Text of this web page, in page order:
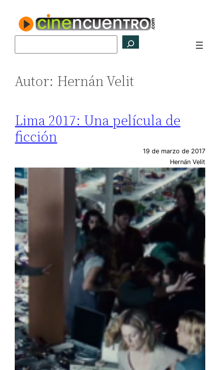
contenido
Autor: Hernán Velit
Lima 2017: Una película de
ficción
19 de marzo de 2017
Hernán Velit